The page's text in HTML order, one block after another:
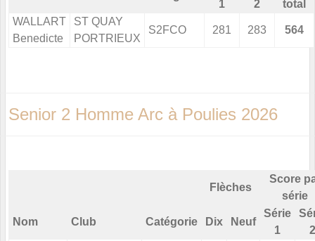
1 2
total
WALLART
Benedicte
ST QUAY
PORTRIEUX
S2FCO 281 283 564
Senior 2 Homme Arc à Poulies 2026
Flèches
Score
série
Nom Club Catégorie Dix Neuf
Série
1
2